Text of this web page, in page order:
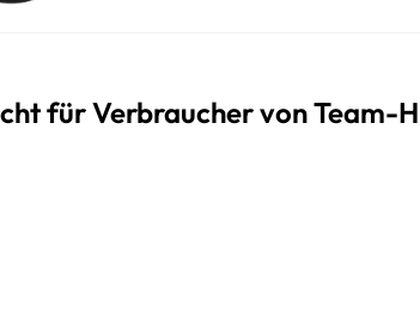
für Verbraucher von Team-